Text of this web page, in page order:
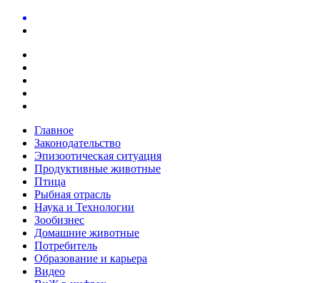
Главное
Законодательство
Эпизоотическая ситуация
Продуктивные животные
Птица
Рыбная отрасль
Наука и Технологии
Зообизнес
Домашние животные
Потребитель
Образование и карьера
Видео